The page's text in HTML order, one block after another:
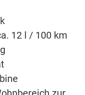
12 l / 100 km